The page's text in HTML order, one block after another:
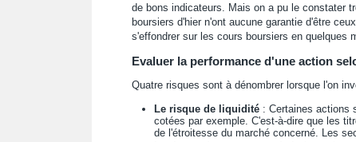
de bons indicateurs. Mais on a pu le constater
boursiers d'hier n'ont aucune garantie d'être
s'effondrer sur les cours boursiers en quelques
Evaluer la performance d'une action
Quatre risques sont à dénombrer lorsque l'on
Le risque de liquidité: Certaines actions
cotées par exemple. C'est-à-dire que les
de l'étroitesse du marché concerné. Les